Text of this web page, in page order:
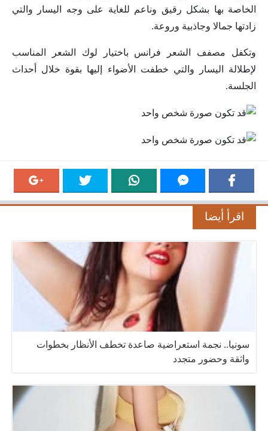
الخاصة بها بشكل رقيق وناعم للغاية على وجه اليسار والتي
زادتها جمالا وجاذبية وروعة.
وتكفل مصفف الشعر فرانس باختيار لوك الشعر المناسب
لإطلالة اليسار والتي خطفت الأضواء إليها بقوة خلال أحداث
الجلسة.
اقرأ أيضا
سونيا.. نجمة استعراضية صاعدة تخطف الأنظار بخطوات
واثقة وحضور متجدد